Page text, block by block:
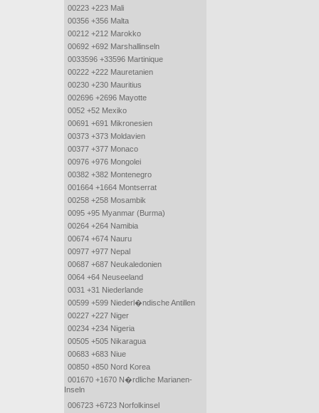
00223 +223 Mali
00356 +356 Malta
00212 +212 Marokko
00692 +692 Marshallinseln
0033596 +33596 Martinique
00222 +222 Mauretanien
00230 +230 Mauritius
002696 +2696 Mayotte
0052 +52 Mexiko
00691 +691 Mikronesien
00373 +373 Moldavien
00377 +377 Monaco
00976 +976 Mongolei
00382 +382 Montenegro
001664 +1664 Montserrat
00258 +258 Mosambik
0095 +95 Myanmar (Burma)
00264 +264 Namibia
00674 +674 Nauru
00977 +977 Nepal
00687 +687 Neukaledonien
0064 +64 Neuseeland
0031 +31 Niederlande
00599 +599 Niederl�ndische Antillen
00227 +227 Niger
00234 +234 Nigeria
00505 +505 Nikaragua
00683 +683 Niue
00850 +850 Nord Korea
001670 +1670 N�rdliche Marianen-
Inseln
006723 +6723 Norfolkinsel